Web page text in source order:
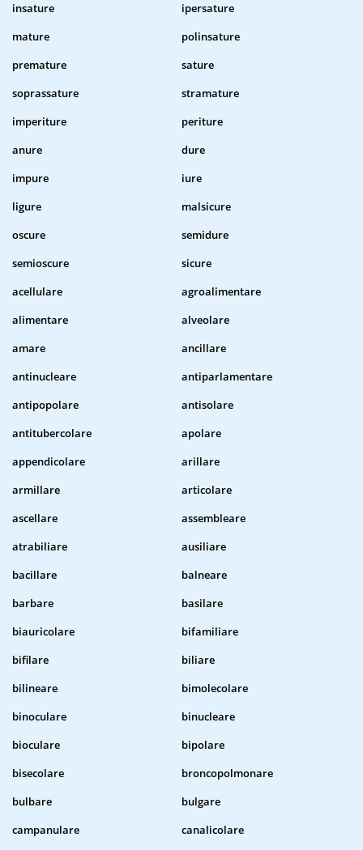
insature
ipersature
mature
polinsature
premature
sature
soprassature
stramature
imperiture
periture
anure
dure
impure
iure
ligure
malsicure
oscure
semidure
semioscure
sicure
acellulare
agroalimentare
alimentare
alveolare
amare
ancillare
antinucleare
antiparlamentare
antipopolare
antisolare
antitubercolare
apolare
appendicolare
arillare
armillare
articolare
ascellare
assembleare
atrabiliare
ausiliare
bacillare
balneare
barbare
basilare
biauricolare
bifamiliare
bifilare
biliare
bilineare
bimolecolare
binoculare
binucleare
bioculare
bipolare
bisecolare
broncopolmonare
bulbare
bulgare
campanulare
canalicolare